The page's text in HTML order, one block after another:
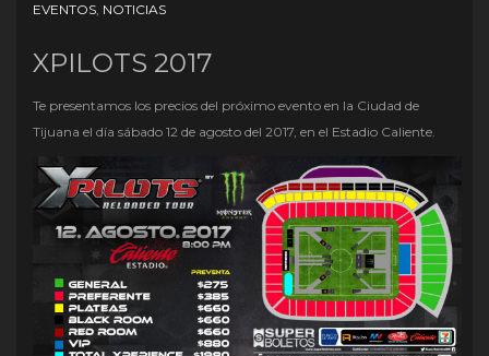
EVENTOS, NOTICIAS
XPILOTS 2017
Te presentamos los precios del próximo evento en la Ciudad de
Tijuana el día sábado 12 de agosto del 2017, en el Estadio Caliente.